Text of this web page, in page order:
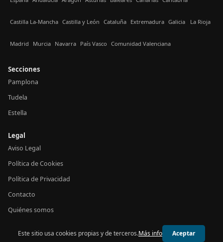
Castilla La-Mancha Castilla y León Cataluña Extremadura Galicia La Rioja
Madrid Murcia Navarra País Vasco Comunidad Valenciana
Secciones
Pamplona
Tudela
Estella
Legal
Aviso Legal
Política de Cookies
Política de Privacidad
Contacto
Quiénes somos
© 2026 24h Navarra
Este sitio usa cookies propias y de terceros.Más info Aceptar